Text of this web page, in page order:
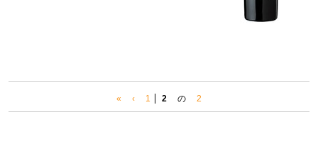
« ‹ 1 2 の 2